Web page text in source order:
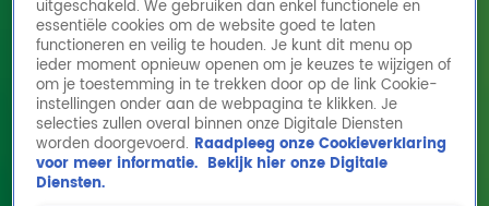
Zoeken
HomeOnline Radio LuisterenActiesShowsAlle zenders
BLANKS covert 'Drivers
License' van Olivia Rodrigo
14 okt 2021, 10:01
BLANKS covert 'Drivers License' van Olivia Rodrigo
uitgeschakeld. We gebruiken dan enkel functionele en
essentiële cookies om de website goed te laten
functioneren en veilig te houden. Je kunt dit menu op
ieder moment opnieuw openen om je keuzes te wijzigen of
om je toestemming in te trekken door op de link Cookie-
instellingen onder aan de webpagina te klikken. Je
selecties zullen overal binnen onze Digitale Diensten
worden doorgevoerd. Raadpleeg onze Cookieverklaring
voor meer informatie. Bekijk hier onze Digitale
Diensten.